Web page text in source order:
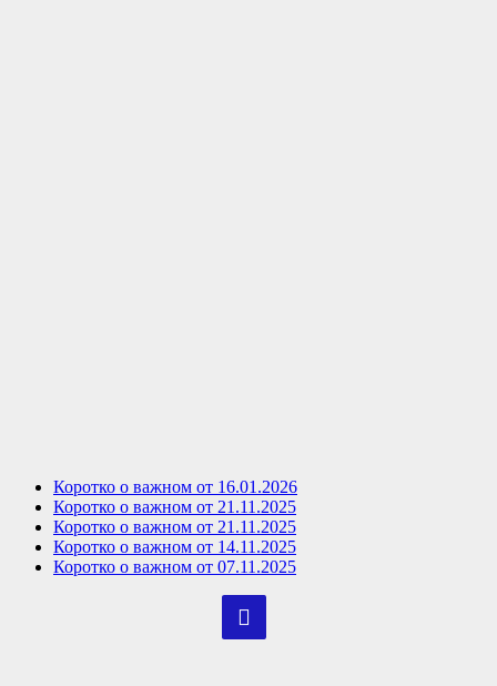
Коротко о важном от 16.01.2026
Коротко о важном от 21.11.2025
Коротко о важном от 21.11.2025
Коротко о важном от 14.11.2025
Коротко о важном от 07.11.2025